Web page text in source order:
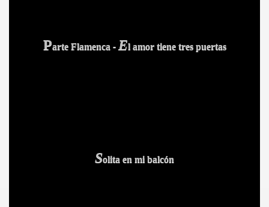
Parte Flamenca - El amor tiene tres puertas
Solita en mi balcón